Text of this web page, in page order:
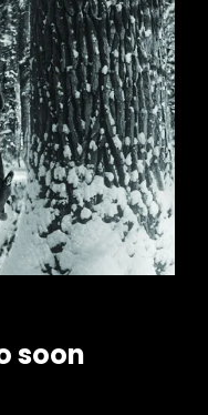
soon